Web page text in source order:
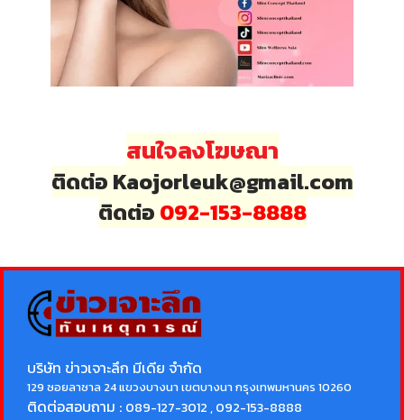
สนใจลงโฆษณา
ติดต่อ Kaojorleuk@gmail.com
ติดต่อ 092-153-8888
บริษัท ข่าวเจาะลึก มีเดีย จำกัด
129 ซอยลาซาล 24 แขวงบางนา เขตบางนา กรุงเทพมหานคร 10260
ติดต่อสอบถาม : 089-127-3012 , 092-153-8888